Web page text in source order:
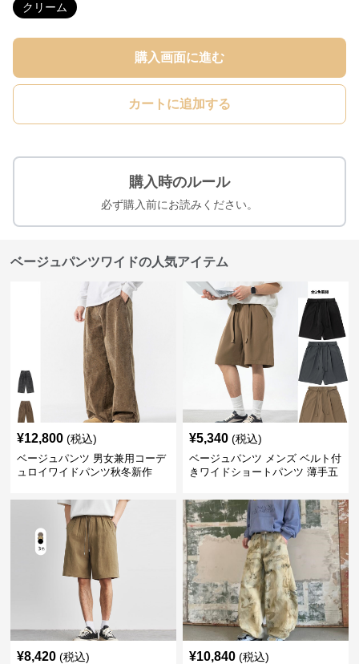
クリーム
購入画面に進む
カートに追加する
購入時のルール
必ず購入前にお読みください。
ベージュパンツワイドの人気アイテム
¥12,800 (税込)
ベージュパンツ 男女兼用コーデ
ュロイワイドパンツ秋冬新作
¥5,340 (税込)
ベージュパンツ メンズ ベルト付
きワイドショートパンツ 薄手五
¥8,420 (税込) ¥10,840 (税込)